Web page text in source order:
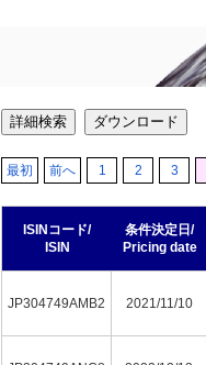
詳細検索 ダウンロード
最初 前へ 1 2 3
ISINコード/
ISIN
条件決定日/
Pricing date
JP304749AMB2 2021/11/10